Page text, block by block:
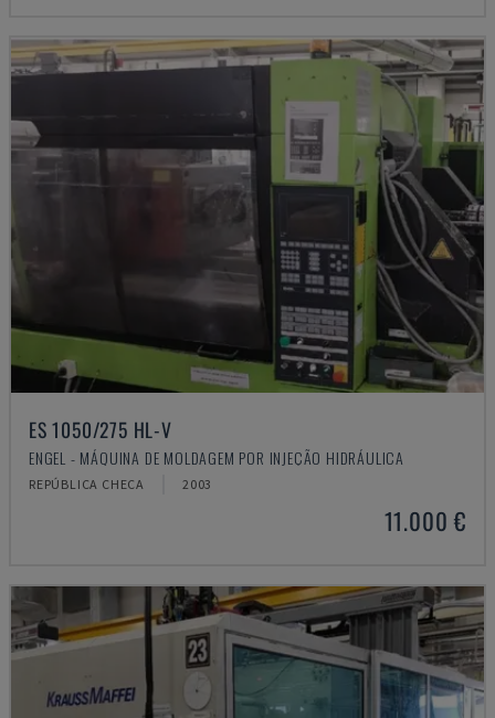
ES 1050/275 HL-V
ENGEL - MÁQUINA DE MOLDAGEM POR INJEÇÃO HIDRÁULICA
REPÚBLICA CHECA 2003
11.000 €